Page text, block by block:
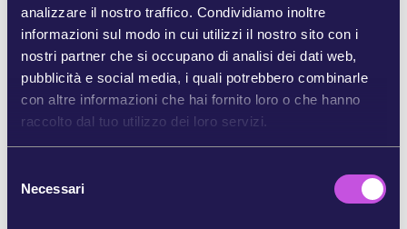
analizzare il nostro traffico. Condividiamo inoltre
informazioni sul modo in cui utilizzi il nostro sito con i
nostri partner che si occupano di analisi dei dati web,
pubblicità e social media, i quali potrebbero combinarle
con altre informazioni che hai fornito loro o che hanno
raccolto dal tuo utilizzo dei loro servizi.
Necessari
Clean Air Carolina, USA
ClientEarth, Internazionale
Coastal Plain Conservation Group, US
Comite Schone Lucht (Clean Air Committee),
Olanda
Conservation North, Canada
Corporate Europe Observatory, EU
Society for Nature Conservation), Danimarca